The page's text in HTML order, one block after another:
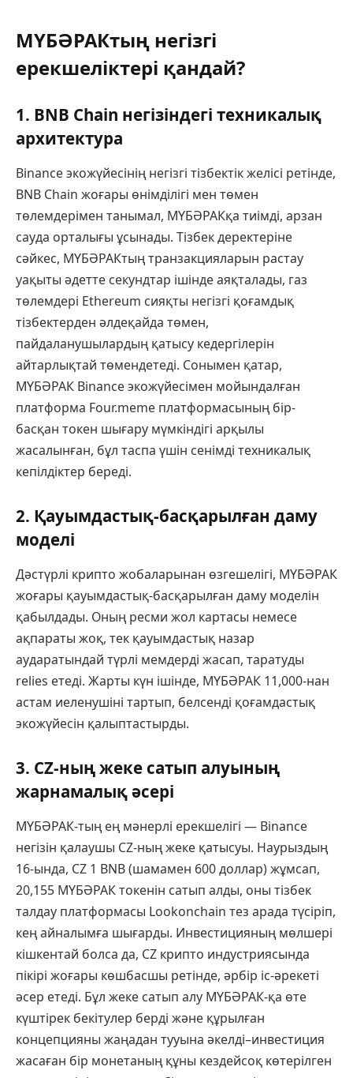
МҮБӘРАКтың негізгі
ерекшеліктері қандай?
1. BNB Chain негізіндегі техникалық
архитектура
Binance экожүйесінің негізгі тізбектік желісі ретінде,
BNB Chain жоғары өнімділігі мен төмен
төлемдерімен танымал, МҮБӘРАКқа тиімді, арзан
сауда орталығы ұсынады. Тізбек деректеріне
сәйкес, МҮБӘРАКтың транзакцияларын растау
уақыты әдетте секундтар ішінде аяқталады, газ
төлемдері Ethereum сияқты негізгі қоғамдық
тізбектерден әлдеқайда төмен,
пайдаланушылардың қатысу кедергілерін
айтарлықтай төмендетеді. Сонымен қатар,
МҮБӘРАК Binance экожүйесімен мойындалған
платформа Four.meme платформасының бір-
басқан токен шығару мүмкіндігі арқылы
жасалынған, бұл таспа үшін сенімді техникалық
кепілдіктер береді.
2. Қауымдастық-басқарылған даму
моделі
Дәстүрлі крипто жобаларынан өзгешелігі, МҮБӘРАК
жоғары қауымдастық-басқарылған даму моделін
қабылдады. Оның ресми жол картасы немесе
ақпараты жоқ, тек қауымдастық назар
аударатындай түрлі мемдерді жасап, таратуды
relies етеді. Жарты күн ішінде, МҮБӘРАК 11,000-нан
астам иеленушіні тартып, белсенді қоғамдастық
экожүйесін қалыптастырды.
3. CZ-ның жеке сатып алуының
жарнамалық әсері
МҮБӘРАК-тың ең мәнерлі ерекшелігі — Binance
негізін қалаушы CZ-ның жеке қатысуы. Наурыздың
16-ында, CZ 1 BNB (шамамен 600 доллар) жұмсап,
20,155 МҮБӘРАК токенін сатып алды, оны тізбек
талдау платформасы Lookonchain тез арада түсіріп,
кең айналымға шығарды. Инвестицияның мөлшері
кішкентай болса да, CZ крипто индустриясында
пікірі жоғары көшбасшы ретінде, әрбір іс-әрекеті
әсер етеді. Бұл жеке сатып алу МҮБӘРАК-қа өте
күштірек бекітулер берді және құрылған
концепцияны жаңадан тууына әкелді–инвестиция
жасаған бір монетаның құны кездейсоқ көтерілген